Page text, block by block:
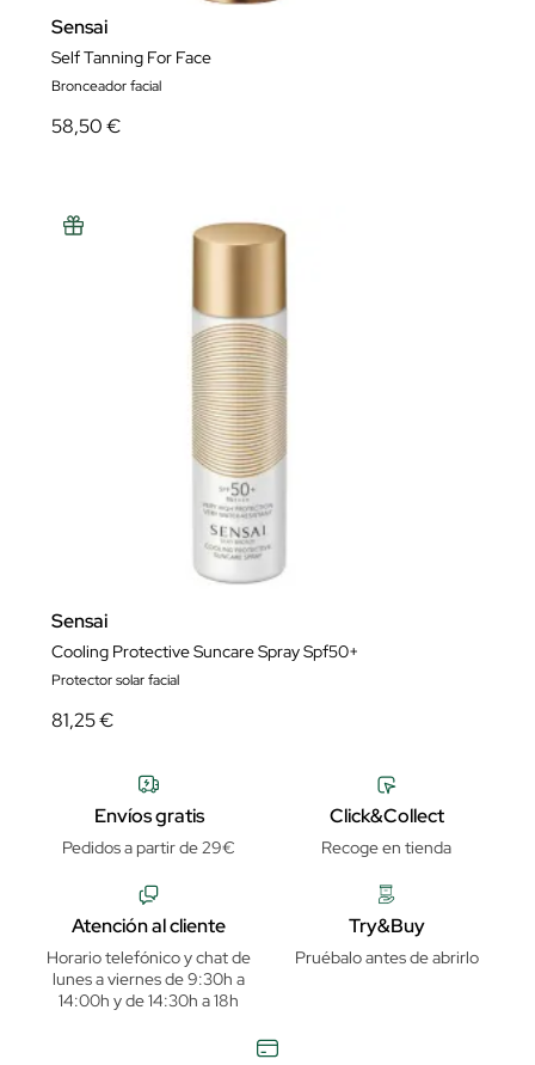
Sensai
Self Tanning For Face
Bronceador facial
58,50 €
Sensai
Cooling Protective Suncare Spray Spf50+
Protector solar facial
81,25 €
Envíos gratis
Pedidos a partir de 29€
Click&Collect
Recoge en tienda
Atención al cliente
Horario telefónico y chat de
lunes a viernes de 9:30h a
14:00h y de 14:30h a 18h
Try&Buy
Pruébalo antes de abrirlo